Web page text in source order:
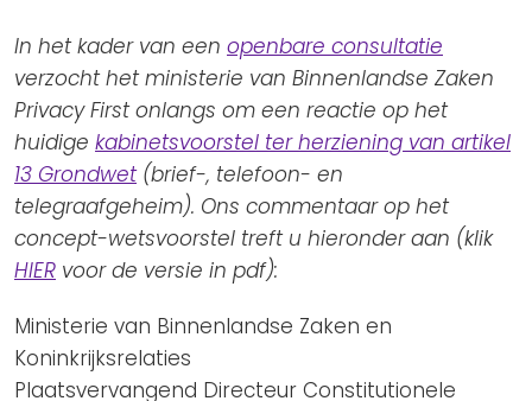
Playlist
In het kader van een openbare consultatie
verzocht het ministerie van Binnenlandse Zaken
Privacy First onlangs om een reactie op het
huidige kabinetsvoorstel ter herziening van artikel
13 Grondwet(brief-, telefoon- en
telegraafgeheim). Ons commentaar op het
concept-wetsvoorstel treft u hieronder aan (klik
HIER voor de versie in pdf):
Ministerie van Binnenlandse Zaken en
Koninkrijksrelaties
Plaatsvervangend Directeur Constitutionele